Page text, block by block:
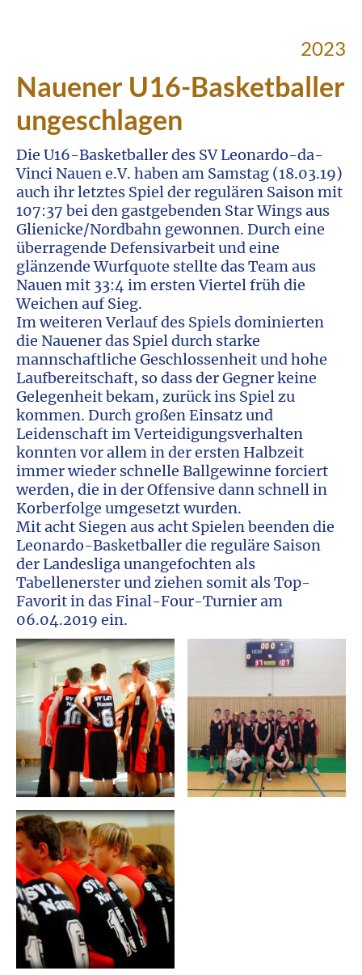
2023
Nauener U16-Basketballer
ungeschlagen
Die U16-Basketballer des SV Leonardo-da-
Vinci Nauen e.V. haben am Samstag (18.03.19)
auch ihr letztes Spiel der regulären Saison mit
107:37 bei den gastgebenden Star Wings aus
Glienicke/Nordbahn gewonnen. Durch eine
überragende Defensivarbeit und eine
glänzende Wurfquote stellte das Team aus
Nauen mit 33:4 im ersten Viertel früh die
Weichen auf Sieg.
Im weiteren Verlauf des Spiels dominierten
die Nauener das Spiel durch starke
mannschaftliche Geschlossenheit und hohe
Laufbereitschaft, so dass der Gegner keine
Gelegenheit bekam, zurück ins Spiel zu
kommen. Durch großen Einsatz und
Leidenschaft im Verteidigungsverhalten
konnten vor allem in der ersten Halbzeit
immer wieder schnelle Ballgewinne forciert
werden, die in der Offensive dann schnell in
Korberfolge umgesetzt wurden.
Mit acht Siegen aus acht Spielen beenden die
Leonardo-Basketballer die reguläre Saison
der Landesliga unangefochten als
Tabellenerster und ziehen somit als Top-
Favorit in das Final-Four-Turnier am
06.04.2019 ein.